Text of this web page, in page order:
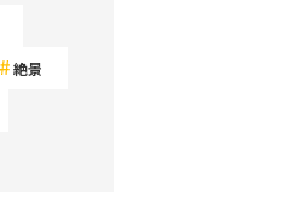
絶景